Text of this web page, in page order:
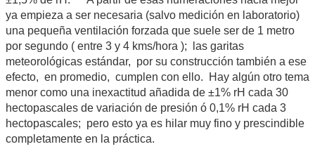
ya empieza a ser necesaria (salvo medición en laboratorio)
una pequeña ventilación forzada que suele ser de 1 metro
por segundo ( entre 3 y 4 kms/hora ); las garitas
meteorológicas estándar, por su construcción también a ese
efecto, en promedio, cumplen con ello. Hay algún otro tema
menor como una inexactitud añadida de ±1% rH cada 30
hectopascales de variación de presión ó 0,1% rH cada 3
hectopascales; pero esto ya es hilar muy fino y prescindible
completamente en la práctica.